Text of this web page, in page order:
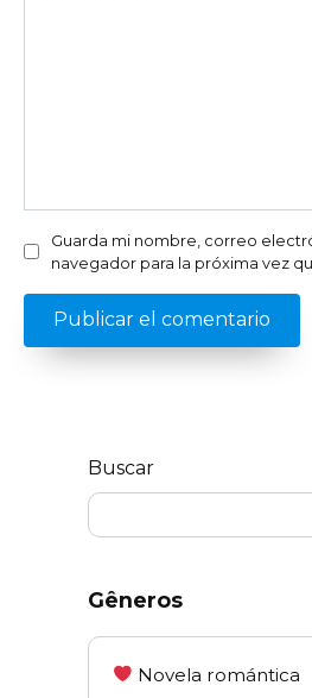
Guarda mi nombre, correo
navegador para la próxima vez
Buscar
Gêneros
Novela romántica